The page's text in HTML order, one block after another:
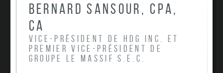
Bernard Sansour, CPA,
CA
Vice-président de HDG inc. et
Premier Vice-président de
Groupe le Massif S.E.C.